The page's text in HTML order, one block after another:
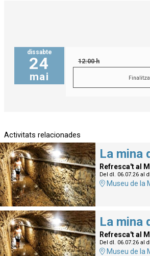
dissabte
24
mai
12:00 h
Activitats relacionades
La mina
Refresca't al
Del dl. 06.07.26al
Museu de la
La mina
Refresca't al
Del dl. 06.07.26al
Museu de la